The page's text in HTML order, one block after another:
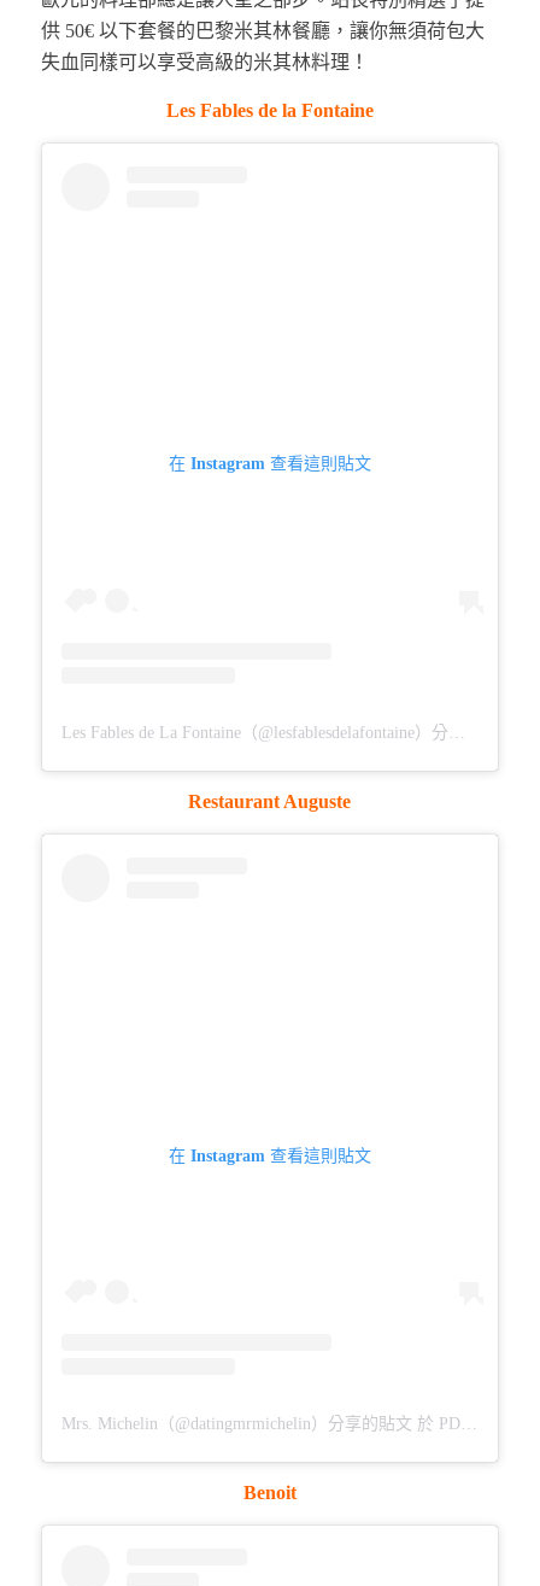
供 50€ 以下套餐的巴黎米其林餐廳，讓你無須荷包大
失血同樣可以享受高級的米其林料理！
Les Fables de la Fontaine
在 Instagram 查看這則貼文
Restaurant Auguste
在 Instagram 查看這則貼文
Mrs. Michelin（@datingmrmichelin）分享的貼文 於 PDT 2017 年 10月 月 26 日 上午 8:06
Benoit